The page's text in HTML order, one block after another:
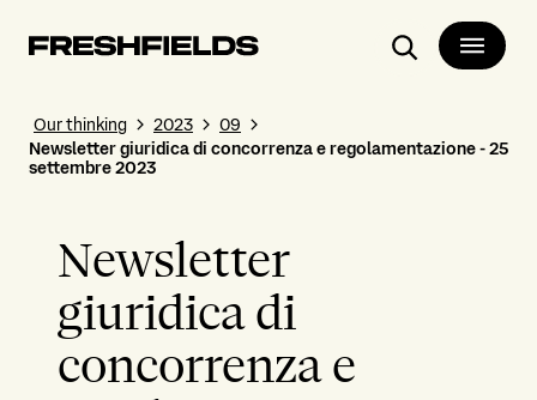
Search
Our thinking 2023
09
Newsletter giuridica di concorrenza e regolamentazione - 25
settembre 2023
Newsletter
giuridica di
concorrenza e